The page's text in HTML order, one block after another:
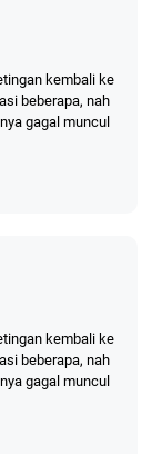
kembali ke
beberapa, nah
gagal muncul
kembali ke
beberapa, nah
gagal muncul